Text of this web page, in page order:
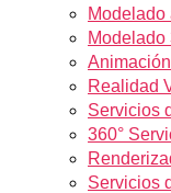
Modelado
Modelado
Realidad
Servicios
360°
Servicios